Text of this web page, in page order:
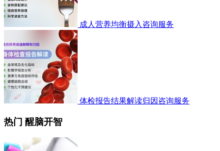
成人营养均衡摄入咨询服务
体检报告结果解读归因咨询服务
热门 醒脑开智